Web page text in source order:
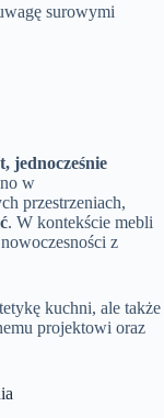
surowymi
jednocześnie
w
przestrzeniach,
. W kontekście mebli
z
kuchni, ale także
projektowi oraz